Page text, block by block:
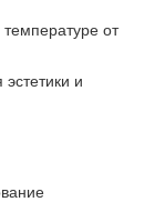
от
и